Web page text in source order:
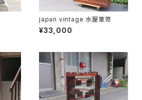
japan vintage 水屋箪笥
¥33,000